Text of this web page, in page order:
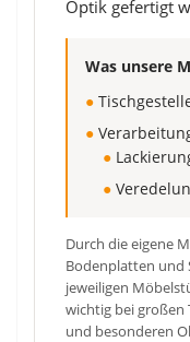
Optik gefertigt
Was unsere
●
●
●
●
Durch die eigene
Bodenplatten und
jeweiligen
wichtig bei großen
und besonderen